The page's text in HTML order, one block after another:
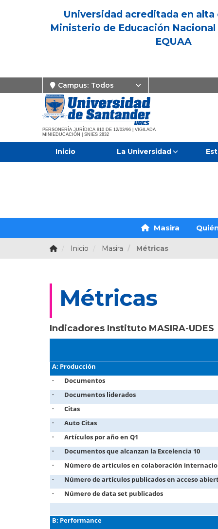
Universidad acreditada en alta
Ministerio de Educación
EQUAA
Campus: Todos
PERSONERÍA JURÍDICA 810 DE 12/03/96 | VIGILADA
MINIEDUCACIÓN | SNIES 2832
Inicio La Universidad
Masira
Inicio Masira Métricas
Métricas
Indicadores Instituto MASIRA-UDES
A: Producción
· Documentos
· Documentos liderados
· Citas
· Auto Citas
· Artículos por año en Q1
· Documentos que alcanzan la Excelencia 10
· Número de artículos en colaboración
· Número de artículos publicados en acceso
· Número de data set publicados
B: Performance